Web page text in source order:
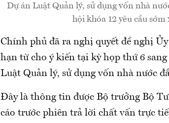
Dự án Luật Quản lý, sử dụng vốn nhà
hội khóa 12 yêu cầu
Chính phủ đã ra nghị quyết đề nghị
hạn từ cho ý kiến tại kỳ họp thứ 6
Luật Quản lý, sử dụng vốn nhà nước
Đây là thông tin được Bộ trưởng Bộ
cáo trước phiên trả lời chất vấn trực